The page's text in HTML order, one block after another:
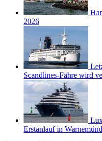
2026
Scandlines-Fähre wird
Erstanlauf in